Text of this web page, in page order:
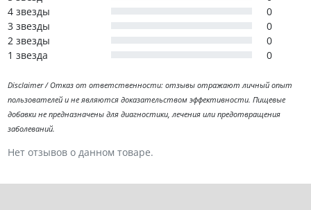
4 звезды
0
3 звезды
0
2 звезды
0
1 звезда
0
Disclaimer / Отказ от ответственности: отзывы отражают личный опыт
пользователей и не являются доказательством эффективности. Пищевые
добавки не предназначены для диагностики, лечения или предотвращения
заболеваний.
Нет отзывов о данном товаре.